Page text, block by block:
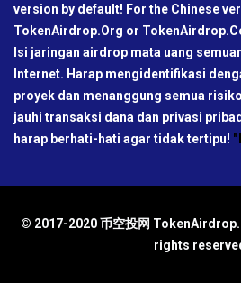
version by default! For the Chinese
TokenAirdrop.Org or
Isi jaringan airdrop mata uang
Internet. Harap mengidentifikasi
proyek dan menanggung semua
jauhi transaksi dana dan privasi
harap berhati-hati agar tidak tertipu!
© 2017-2020 币空投网
rights